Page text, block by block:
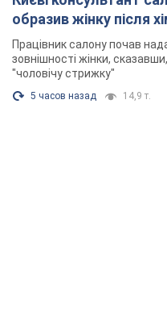
образив жінку після
розгорівся скандал.
Працівник салону почав
зовнішності жінки,
"чоловічу стрижку"
5 часов назад 14,9 т.